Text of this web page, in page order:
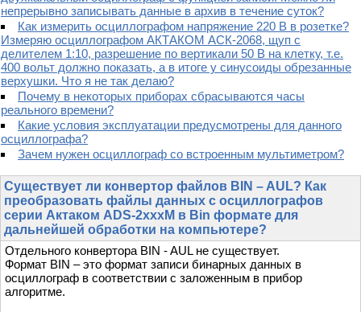
непрерывно записывать данные в архив в течение суток?
Как измерить осциллографом напряжение 220 В в розетке?
Измеряю осциллографом АКТАКОМ АСК-2068, щуп с
делителем 1:10, разрешение по вертикали 50 В на клетку, т.е.
400 вольт должно показать, а в итоге у синусоиды обрезанные
верхушки. Что я не так делаю?
Почему в некоторых приборах сбрасываются часы
реального времени?
Какие условия эксплуатации предусмотрены для данного
осциллографа?
Зачем нужен осциллограф со встроенным мультиметром?
Существует ли конвертор файлов BIN – AUL? Как
преобразовать файлы данных с осциллографов
серии Актаком ADS-2xxxM в Bin формате для
дальнейшей обработки на компьютере?
Отдельного конвертора BIN - AUL не существует.
Формат BIN – это формат записи бинарных данных в
осциллограф в соответствии с заложенным в прибор
алгоритме.